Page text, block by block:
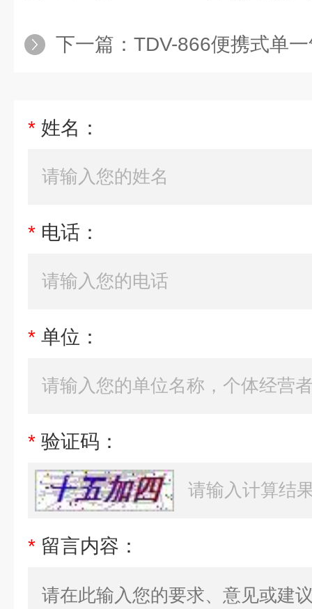
下一篇： TDV-866便携式单
* 姓名：
* 电话：
* 单位：
* 验证码：
* 留言内容：